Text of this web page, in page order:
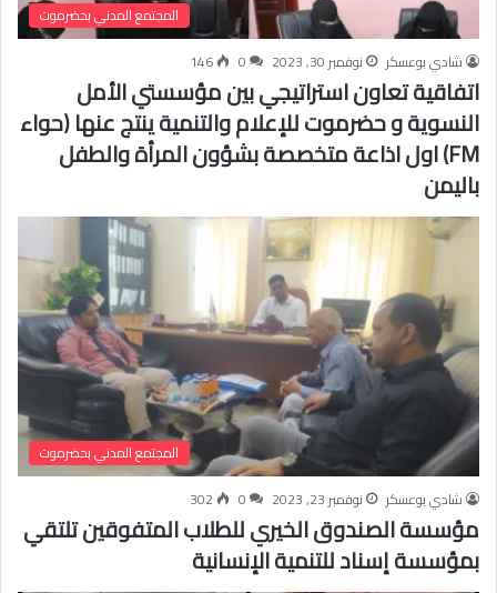
المجتمع المدني بحضرموت
شادي بوعسكر
نوفمبر 30, 2023 0
146
اتفاقية تعاون استراتيجي بين مؤسستي الأمل
النسوية و حضرموت للإعلام والتنمية ينتج عنها (حواء
FM) اول اذاعة متخصصة بشؤون المرأة والطفل
باليمن
المجتمع المدني بحضرموت
شادي بوعسكر
نوفمبر 23, 2023 0
302
مؤسسة الصندوق الخيري للطلاب المتفوقين تلتقي
بمؤسسة إسناد للتنمية الإنسانية